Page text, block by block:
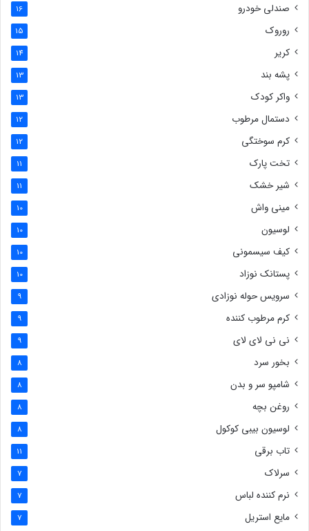
صندلی خودرو 16
روروک 15
کریر 14
پشه بند 13
واکر کودک 13
دستمال مرطوب 12
کرم سوختگی 12
تخت پارک 11
شیر خشک 11
مینی واش 10
لوسیون 10
کیف سیسمونی 10
پستانک نوزاد 10
سرویس حوله نوزادی 9
کرم مرطوب کننده 9
نی نی لای لای 9
بخور سرد 8
شامپو سر و بدن 8
روغن بچه 8
لوسیون بیبی کوکول 8
تاب برقی 11
سرلاک 7
نرم کننده لباس 7
مایع استریل 7